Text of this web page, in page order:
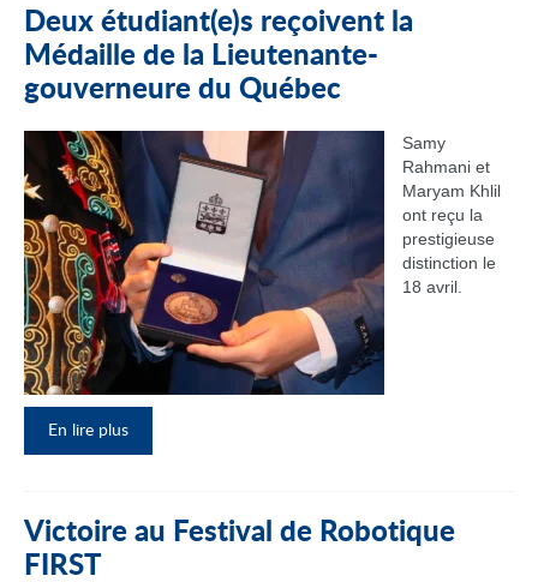
Deux étudiant(e)s reçoivent la
Médaille de la Lieutenante-
gouverneure du Québec
Samy
Rahmani et
Maryam Khlil
ont reçu la
prestigieuse
distinction le
18 avril.
En lire plus
Victoire au Festival de Robotique
FIRST